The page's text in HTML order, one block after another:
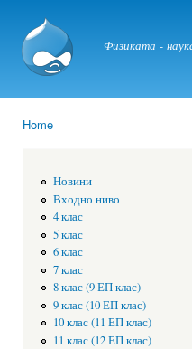
Физиката -
Home
Новини
Входно ниво
4 клас
5 клас
6 клас
7 клас
8 клас (9 ЕП клас)
9 клас (10 ЕП клас)
10 клас (11 ЕП клас)
11 клас (12 ЕП клас)